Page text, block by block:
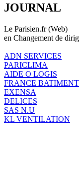
JOURNAL
Le Parisien.fr (Web)
en Changement de
ADN SERVICES
PARICLIMA
AIDE O LOGIS
FRANCE
EXENSA
DELICES
SAS N.U
KL VENTILATION